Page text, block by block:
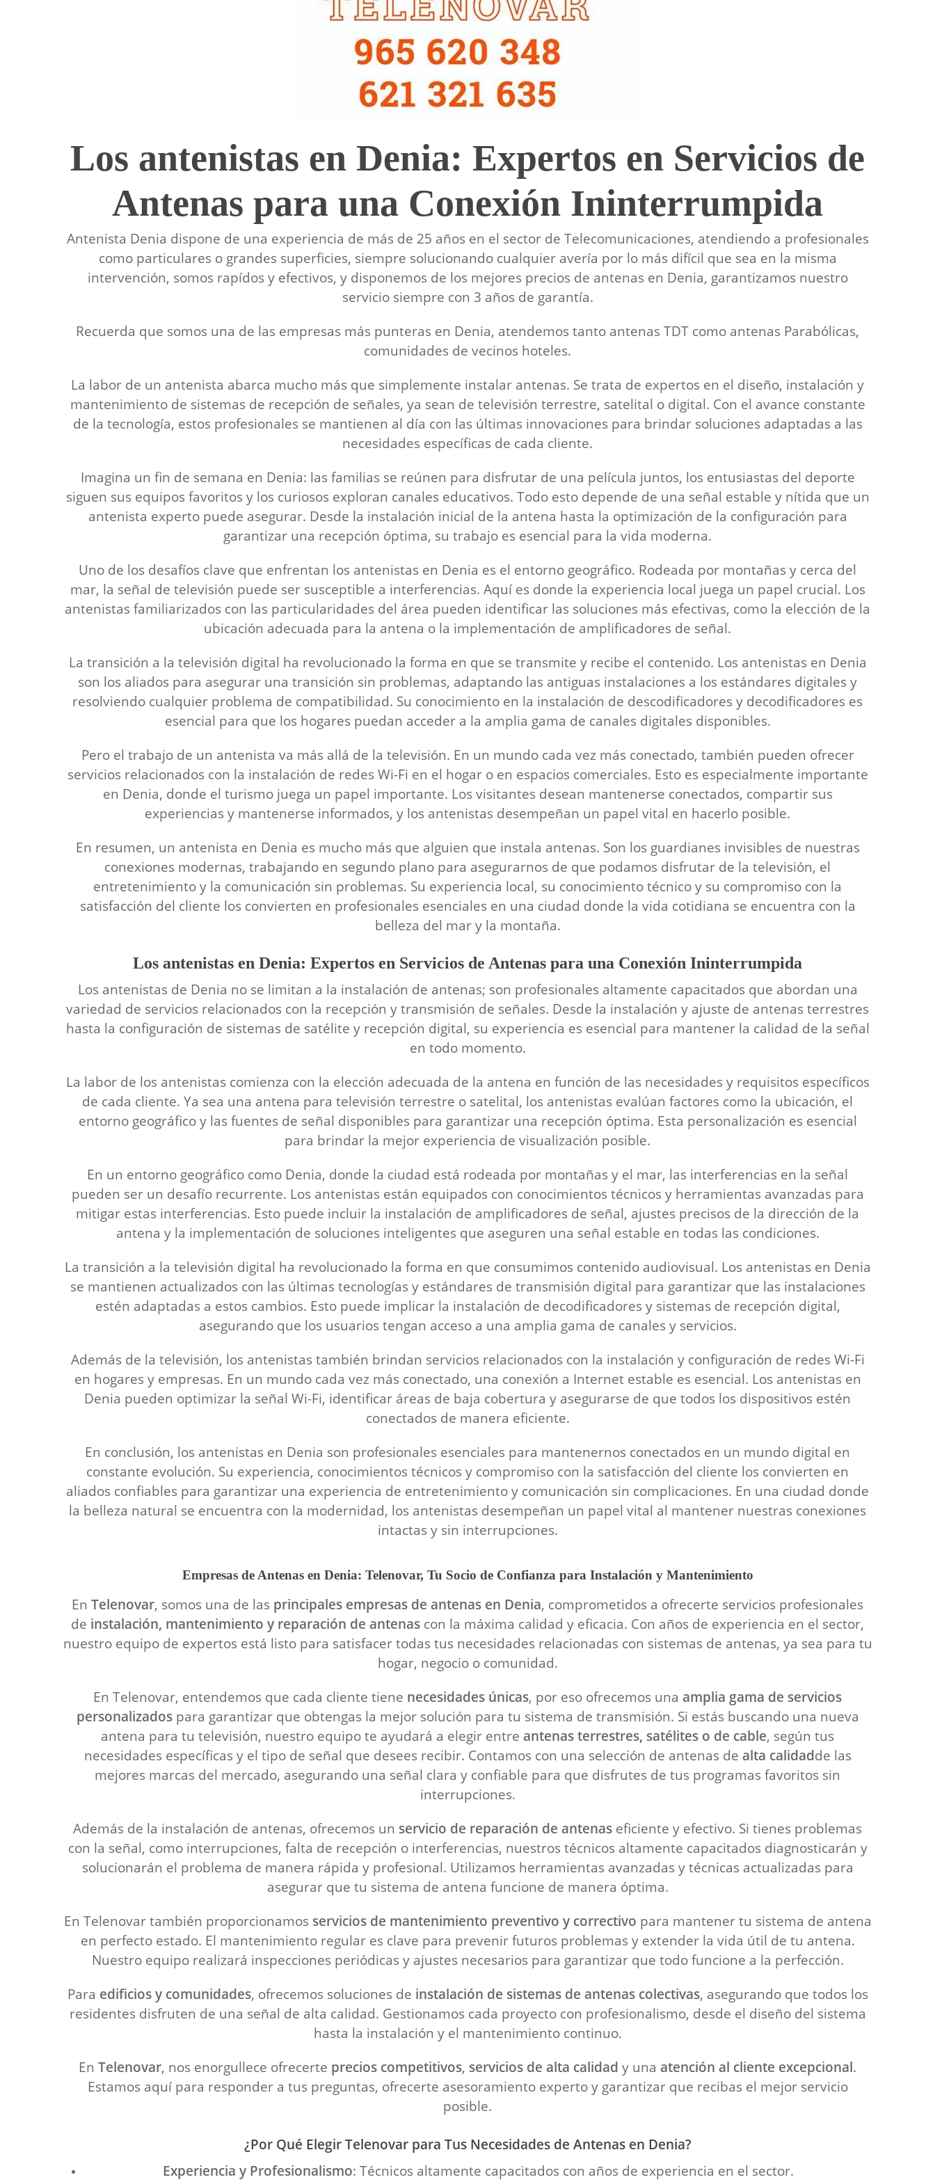
Los antenistas en Denia: Expertos en Servicios de
Antenas para una Conexión Ininterrumpida
Antenista Denia dispone de una experiencia de más de 25 años en el sector de Telecomunicaciones, atendiendo a profesionales
como particulares o grandes superficies, siempre solucionando cualquier avería por lo más difícil que sea en la misma
intervención, somos rapídos y efectivos, y disponemos de los mejores precios de antenas en Denia, garantizamos nuestro
servicio siempre con 3 años de garantía.
Recuerda que somos una de las empresas más punteras en Denia, atendemos tanto antenas TDT como antenas Parabólicas,
comunidades de vecinos hoteles.
La labor de un antenista abarca mucho más que simplemente instalar antenas. Se trata de expertos en el diseño, instalación y
mantenimiento de sistemas de recepción de señales, ya sean de televisión terrestre, satelital o digital. Con el avance constante
de la tecnología, estos profesionales se mantienen al día con las últimas innovaciones para brindar soluciones adaptadas a las
necesidades específicas de cada cliente.
Imagina un fin de semana en Denia: las familias se reúnen para disfrutar de una película juntos, los entusiastas del deporte
siguen sus equipos favoritos y los curiosos exploran canales educativos. Todo esto depende de una señal estable y nítida que un
antenista experto puede asegurar. Desde la instalación inicial de la antena hasta la optimización de la configuración para
garantizar una recepción óptima, su trabajo es esencial para la vida moderna.
Uno de los desafíos clave que enfrentan los antenistas en Denia es el entorno geográfico. Rodeada por montañas y cerca del
mar, la señal de televisión puede ser susceptible a interferencias. Aquí es donde la experiencia local juega un papel crucial. Los
antenistas familiarizados con las particularidades del área pueden identificar las soluciones más efectivas, como la elección de la
ubicación adecuada para la antena o la implementación de amplificadores de señal.
La transición a la televisión digital ha revolucionado la forma en que se transmite y recibe el contenido. Los antenistas en Denia
son los aliados para asegurar una transición sin problemas, adaptando las antiguas instalaciones a los estándares digitales y
resolviendo cualquier problema de compatibilidad. Su conocimiento en la instalación de descodificadores y decodificadores es
esencial para que los hogares puedan acceder a la amplia gama de canales digitales disponibles.
Pero el trabajo de un antenista va más allá de la televisión. En un mundo cada vez más conectado, también pueden ofrecer
servicios relacionados con la instalación de redes Wi-Fi en el hogar o en espacios comerciales. Esto es especialmente importante
en Denia, donde el turismo juega un papel importante. Los visitantes desean mantenerse conectados, compartir sus
experiencias y mantenerse informados, y los antenistas desempeñan un papel vital en hacerlo posible.
En resumen, un antenista en Denia es mucho más que alguien que instala antenas. Son los guardianes invisibles de nuestras
conexiones modernas, trabajando en segundo plano para asegurarnos de que podamos disfrutar de la televisión, el
entretenimiento y la comunicación sin problemas. Su experiencia local, su conocimiento técnico y su compromiso con la
satisfacción del cliente los convierten en profesionales esenciales en una ciudad donde la vida cotidiana se encuentra con la
belleza del mar y la montaña.
Los antenistas en Denia: Expertos en Servicios de Antenas para una Conexión Ininterrumpida
Los antenistas de Denia no se limitan a la instalación de antenas; son profesionales altamente capacitados que abordan una
variedad de servicios relacionados con la recepción y transmisión de señales. Desde la instalación y ajuste de antenas terrestres
hasta la configuración de sistemas de satélite y recepción digital, su experiencia es esencial para mantener la calidad de la señal
en todo momento.
La labor de los antenistas comienza con la elección adecuada de la antena en función de las necesidades y requisitos específicos
de cada cliente. Ya sea una antena para televisión terrestre o satelital, los antenistas evalúan factores como la ubicación, el
entorno geográfico y las fuentes de señal disponibles para garantizar una recepción óptima. Esta personalización es esencial
para brindar la mejor experiencia de visualización posible.
En un entorno geográfico como Denia, donde la ciudad está rodeada por montañas y el mar, las interferencias en la señal
pueden ser un desafío recurrente. Los antenistas están equipados con conocimientos técnicos y herramientas avanzadas para
mitigar estas interferencias. Esto puede incluir la instalación de amplificadores de señal, ajustes precisos de la dirección de la
antena y la implementación de soluciones inteligentes que aseguren una señal estable en todas las condiciones.
La transición a la televisión digital ha revolucionado la forma en que consumimos contenido audiovisual. Los antenistas en Denia
se mantienen actualizados con las últimas tecnologías y estándares de transmisión digital para garantizar que las instalaciones
estén adaptadas a estos cambios. Esto puede implicar la instalación de decodificadores y sistemas de recepción digital,
asegurando que los usuarios tengan acceso a una amplia gama de canales y servicios.
Además de la televisión, los antenistas también brindan servicios relacionados con la instalación y configuración de redes Wi-Fi
en hogares y empresas. En un mundo cada vez más conectado, una conexión a Internet estable es esencial. Los antenistas en
Denia pueden optimizar la señal Wi-Fi, identificar áreas de baja cobertura y asegurarse de que todos los dispositivos estén
conectados de manera eficiente.
En conclusión, los antenistas en Denia son profesionales esenciales para mantenernos conectados en un mundo digital en
constante evolución. Su experiencia, conocimientos técnicos y compromiso con la satisfacción del cliente los convierten en
aliados confiables para garantizar una experiencia de entretenimiento y comunicación sin complicaciones. En una ciudad donde
la belleza natural se encuentra con la modernidad, los antenistas desempeñan un papel vital al mantener nuestras conexiones
intactas y sin interrupciones.
Empresas de Antenas en Denia: Telenovar, Tu Socio de Confianza para Instalación y Mantenimiento
En Telenovar, somos una de las principales empresas de antenas en Denia, comprometidos a ofrecerte servicios profesionales
de instalación, mantenimiento y reparación de antenas con la máxima calidad y eficacia. Con años de experiencia en el sector,
nuestro equipo de expertos está listo para satisfacer todas tus necesidades relacionadas con sistemas de antenas, ya sea para tu
hogar, negocio o comunidad.
En Telenovar, entendemos que cada cliente tiene necesidades únicas, por eso ofrecemos una amplia gama de servicios
personalizadospara garantizar que obtengas la mejor solución para tu sistema de transmisión. Si estás buscando una nueva
antena para tu televisión, nuestro equipo te ayudará a elegir entre antenas terrestres, satélites o de cable, según tus
necesidades específicas y el tipo de señal que desees recibir. Contamos con una selección de antenas de alta calidadde las
mejores marcas del mercado, asegurando una señal clara y confiable para que disfrutes de tus programas favoritos sin
interrupciones.
Además de la instalación de antenas, ofrecemos un servicio de reparación de antenas eficiente y efectivo. Si tienes problemas
con la señal, como interrupciones, falta de recepción o interferencias, nuestros técnicos altamente capacitados diagnosticarán y
solucionarán el problema de manera rápida y profesional. Utilizamos herramientas avanzadas y técnicas actualizadas para
asegurar que tu sistema de antena funcione de manera óptima.
En Telenovar también proporcionamos servicios de mantenimiento preventivo y correctivo para mantener tu sistema de antena
en perfecto estado. El mantenimiento regular es clave para prevenir futuros problemas y extender la vida útil de tu antena.
Nuestro equipo realizará inspecciones periódicas y ajustes necesarios para garantizar que todo funcione a la perfección.
Para edificios y comunidades, ofrecemos soluciones de instalación de sistemas de antenas colectivas, asegurando que todos los
residentes disfruten de una señal de alta calidad. Gestionamos cada proyecto con profesionalismo, desde el diseño del sistema
hasta la instalación y el mantenimiento continuo.
En Telenovar, nos enorgullece ofrecerte precios competitivos, servicios de alta calidad y una atención al cliente excepcional.
Estamos aquí para responder a tus preguntas, ofrecerte asesoramiento experto y garantizar que recibas el mejor servicio
posible.
¿Por Qué Elegir Telenovar para Tus Necesidades de Antenas en Denia?
Experiencia y Profesionalismo: Técnicos altamente capacitados con años de experiencia en el sector.